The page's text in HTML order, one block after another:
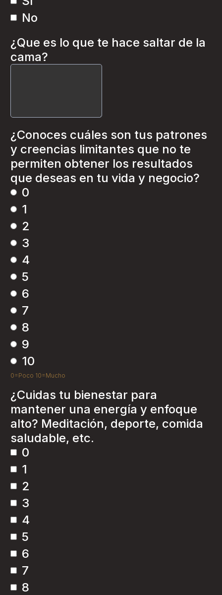
No
¿Que es lo que te hace saltar de la
cama?
¿Conoces cuáles son tus patrones
y creencias limitantes que no te
permiten obtener los resultados
que deseas en tu vida y negocio?
0
1
2
3
4
5
6
7
8
9
10
0=Poco 10=Mucho
¿Cuidas tu bienestar para
mantener una energía y enfoque
alto? Meditación, deporte, comida
saludable, etc.
0
1
2
3
4
5
6
7
8